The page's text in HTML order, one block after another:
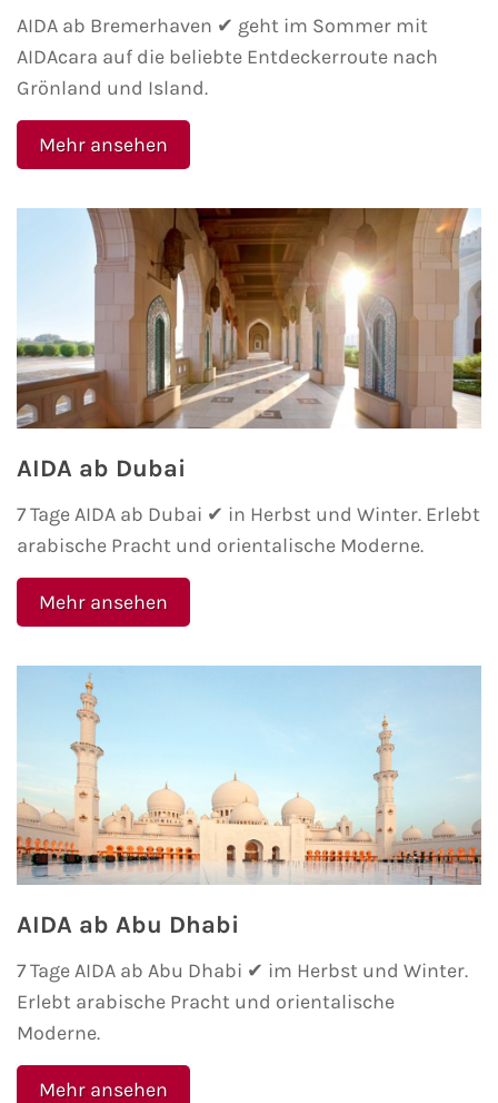
Phoenix Reisen
Cunard Line
Hurtigruten
Norwegian Cruise Line
Royal Caribbean International
PLANTOURS Kreuzfahrten
Flusskreuzfahrten
VIVA Cruises Flusskreuzfahrten
nicko cruises Flusskreuzfahrten
Plantours Flusskreuzfahrten
1AVista Flusskreuzfahrten
Phoenix Reisen Flusskreuzfahrten
Fähren
AIDA ab Bremerhaven ✔ geht im Sommer mit
AIDAcara auf die beliebte Entdeckerroute nach
Grönland und Island.
Mehr ansehen
AIDA ab Dubai
7 Tage AIDA ab Dubai ✔ in Herbst und Winter. Erlebt
arabische Pracht und orientalische Moderne.
Mehr ansehen
AIDA ab Abu Dhabi
7 Tage AIDA ab Abu Dhabi ✔ im Herbst und Winter.
Erlebt arabische Pracht und orientalische
Moderne.
Mehr ansehen